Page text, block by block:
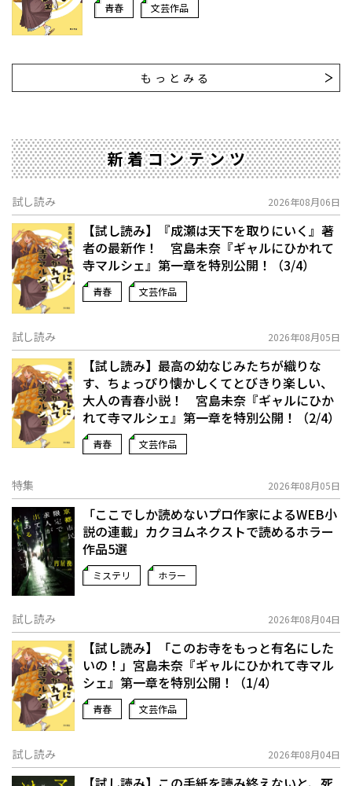
青春 文芸作品
もっとみる
新着コンテンツ
試し読み 2026年08月06日
【試し読み】『成瀬は天下を取りにいく』著
者の最新作！ 宮島未奈『ギャルにひかれて
寺マルシェ』第一章を特別公開！（3/4）
青春 文芸作品
試し読み 2026年08月05日
【試し読み】最高の幼なじみたちが織りな
す、ちょっぴり懐かしくてとびきり楽しい、
大人の青春小説！ 宮島未奈『ギャルにひか
れて寺マルシェ』第一章を特別公開！（2/4）
青春 文芸作品
特集 2026年08月05日
「ここでしか読めないプロ作家によるWEB小
説の連載」――カクヨムネクストで読めるホラー
作品5選
ミステリ ホラー
試し読み 2026年08月04日
【試し読み】「このお寺をもっと有名にした
いの！」宮島未奈『ギャルにひかれて寺マル
シェ』第一章を特別公開！（1/4）
青春 文芸作品
試し読み 2026年08月04日